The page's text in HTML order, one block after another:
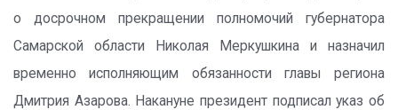
о досрочном прекращении полномочий губернатора
Самарской области Николая Меркушкина и назначил
временно исполняющим обязанности главы региона
Дмитрия Азарова. Накануне президент подписал указ об